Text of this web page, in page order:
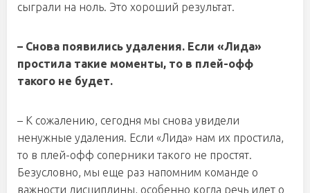
сыграли на ноль. Это хороший результат.
– Снова появились удаления. Если «Лида»
простила такие моменты, то в плей-офф
такого не будет.
– К сожалению, сегодня мы снова увидели
ненужные удаления. Если «Лида» нам их простила,
то в плей-офф соперники такого не простят.
Безусловно, мы еще раз напомним команде о
важности дисциплины, особенно когда речь идет о